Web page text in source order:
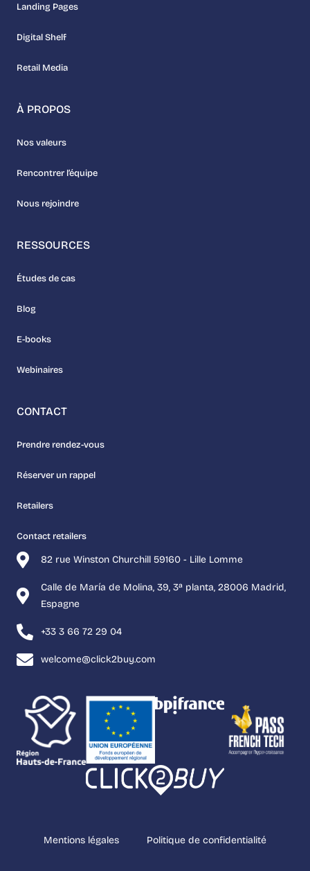
82 rue Winston Churchill 59160 - Lille Lomme
Calle de María de Molina, 39, 3ª planta, 28006 Madrid,
Espagne
+33 3 66 72 29 04
welcome@click2buy.com
Landing Pages
Digital Shelf
Retail Media
À PROPOS
Nos valeurs
Rencontrer l’équipe
Nous rejoindre
RESSOURCES
Études de cas
Blog
E-books
Webinaires
CONTACT
Prendre rendez-vous
Réserver un rappel
Retailers
Contact retailers
Mentions légales Politique de confidentialité